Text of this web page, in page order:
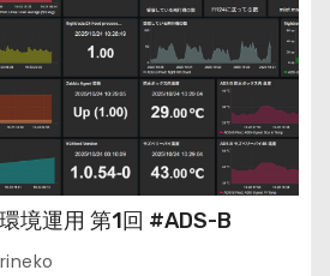
境運用 第1回 #ADS-B